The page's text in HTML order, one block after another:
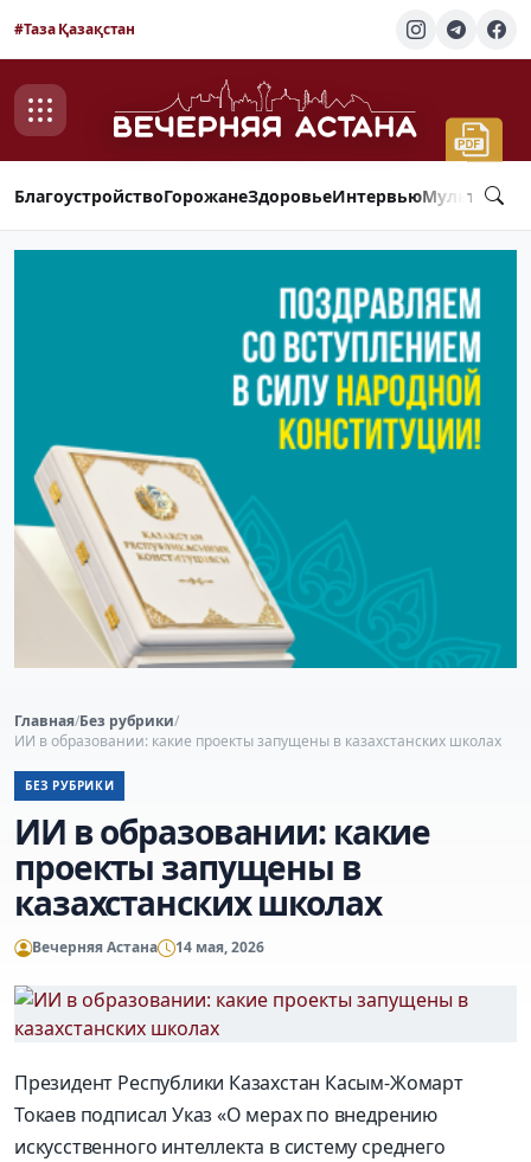
#Таза Қазақстан
БлагоустройствоГорожанеЗдоровьеИнтервью
Главная/Без рубрики/
ИИ в образовании: какие проекты запущены в казахстанских школах
БЕЗ РУБРИКИ
ИИ в образовании: какие
проекты запущены в
казахстанских школах
Вечерняя Астана 14 мая, 2026
Президент Республики Казахстан Касым-Жомарт
Токаев подписал Указ «О мерах по внедрению
искусственного интеллекта в систему среднего